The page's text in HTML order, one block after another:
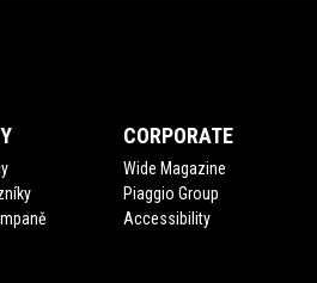
CORPORATE
Wide Magazine
Piaggio Group
Accessibility